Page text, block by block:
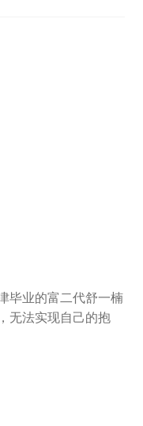
毕业的富二代舒一楠
无法实现自己的抱